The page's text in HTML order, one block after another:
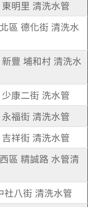
明里 清洗水管
區 德化街 清洗水
豐 埔和村 清洗水
康二街 洗水管
福街 清洗水管
祥街 清洗水管
區 精誠路 水管清
社八街 清洗水管